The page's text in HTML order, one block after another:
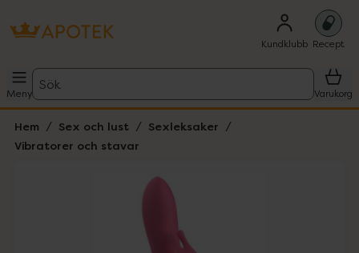
Kundklubb Recept
Meny
Sök
Varukorg
Hem Sex och lust
Sexleksaker
Vibratorer och stavar
Lista: . Innehåller 4 objekt.